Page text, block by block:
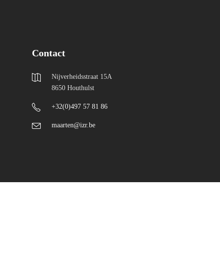
Contact
Nijverheidsstraat 15A
8650 Houthulst
+32(0)497 57 81 86
maarten@izr.be